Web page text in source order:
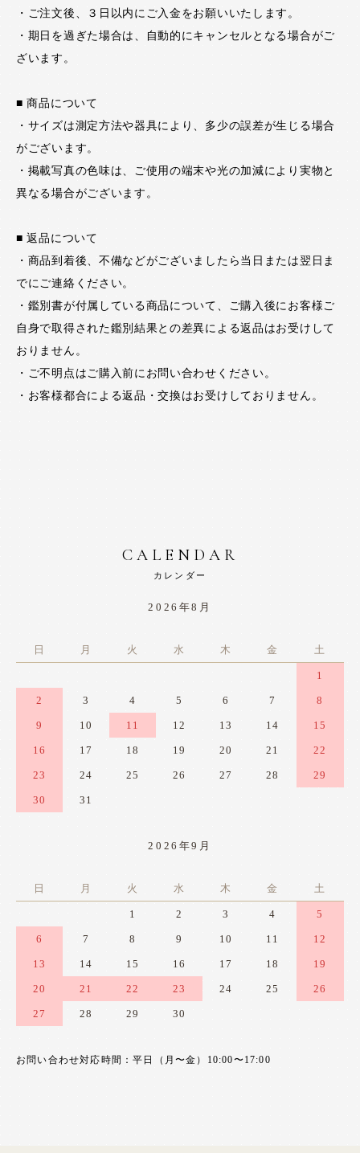
・ご注文後、３日以内にご入金をお願いいたします。
・期日を過ぎた場合は、自動的にキャンセルとなる場合がご
ざいます。
■ 商品について
・サイズは測定方法や器具により、多少の誤差が生じる場合
がございます。
・掲載写真の色味は、ご使用の端末や光の加減により実物と
異なる場合がございます。
■ 返品について
・商品到着後、不備などがございましたら当日または翌日ま
でにご連絡ください。
・鑑別書が付属している商品について、ご購入後にお客様ご
自身で取得された鑑別結果との差異による返品はお受けして
おりません。
・ご不明点はご購入前にお問い合わせください。
・お客様都合による返品・交換はお受けしておりません。
CALENDAR
カレンダー
2026年8月
日 月 火 水 木 金 土
1
2 3 4 5 6 7 8
9 10 11 12 13 14 15
16 17 18 19 20 21 22
23 24 25 26 27 28 29
30 31
2026年9月
日 月 火 水 木 金 土
1 2 3 4 5
6 7 8 9 10 11 12
13 14 15 16 17 18 19
20 21 22 23 24 25 26
27 28 29 30
お問い合わせ対応時間：平日（月〜金）10:00〜17:00